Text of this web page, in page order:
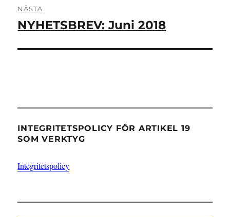
NÄSTA
Nästa
NYHETSBREV: Juni 2018
INTEGRITETSPOLICY FÖR ARTIKEL 19
SOM VERKTYG
Integritetspolicy